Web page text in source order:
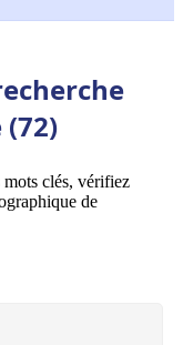
mots clés, vérifiez
de